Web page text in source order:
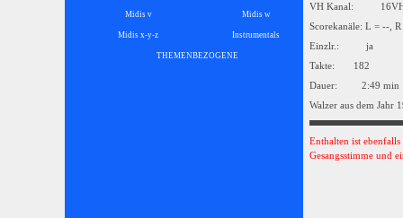
Midis v Midis w
Midis x-y-z Instrumentals
THEMENBEZOGENE
VH Kanal:
Scorekanäle: L = --, R
Einzlr.: ja
Takte: 182
Dauer: 2:49 min
Walzer aus dem Jahr
Enthalten ist
Gesangsstimme und